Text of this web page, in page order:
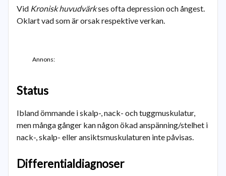
Vid Kronisk huvudvärkses ofta depression och ångest.
Oklart vad som är orsak respektive verkan.
Annons:
Status
Ibland ömmande i skalp-, nack- och tuggmuskulatur,
men många gånger kan någon ökad anspänning/stelhet i
nack-, skalp- eller ansiktsmuskulaturen inte påvisas.
Differentialdiagnoser